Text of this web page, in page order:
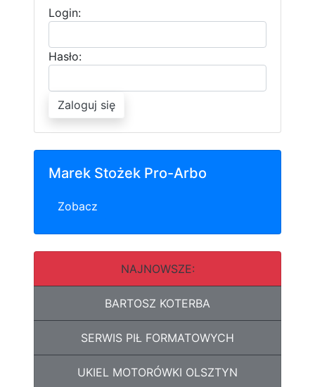
Login:
Hasło:
Zaloguj się
Marek Stożek Pro-Arbo
Zobacz
NAJNOWSZE:
BARTOSZ KOTERBA
SERWIS PIŁ FORMATOWYCH
UKIEL MOTORÓWKI OLSZTYN